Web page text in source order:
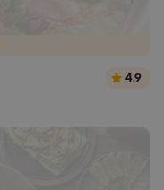
4.9